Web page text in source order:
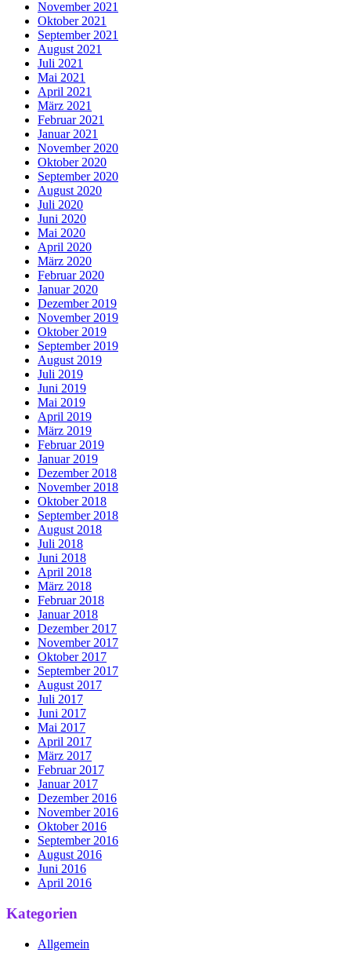
November 2021
Oktober 2021
September 2021
August 2021
Juli 2021
Mai 2021
April 2021
März 2021
Februar 2021
Januar 2021
November 2020
Oktober 2020
September 2020
August 2020
Juli 2020
Juni 2020
Mai 2020
April 2020
März 2020
Februar 2020
Januar 2020
Dezember 2019
November 2019
Oktober 2019
September 2019
August 2019
Juli 2019
Juni 2019
Mai 2019
April 2019
März 2019
Februar 2019
Januar 2019
Dezember 2018
November 2018
Oktober 2018
September 2018
August 2018
Juli 2018
Juni 2018
April 2018
März 2018
Februar 2018
Januar 2018
Dezember 2017
November 2017
Oktober 2017
September 2017
August 2017
Juli 2017
Juni 2017
Mai 2017
April 2017
März 2017
Februar 2017
Januar 2017
Dezember 2016
November 2016
Oktober 2016
September 2016
August 2016
Juni 2016
April 2016
Kategorien
Allgemein